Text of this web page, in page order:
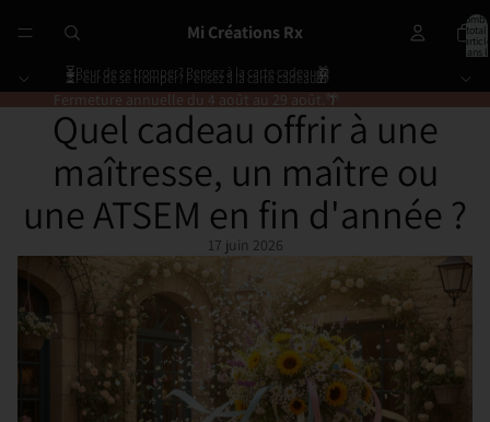
Mi Créations Rx total
dans
⏳️Peur de se tromper? Pensez à la carte cadeau🎁
⏳️Peur de se tromper? Pensez à la carte cadeau🎁
Fermeture annuelle du 4 août au 29 août.🌴
Quel cadeau offrir à une
maîtresse, un maître ou
une ATSEM en fin d'année ?
17 juin 2026